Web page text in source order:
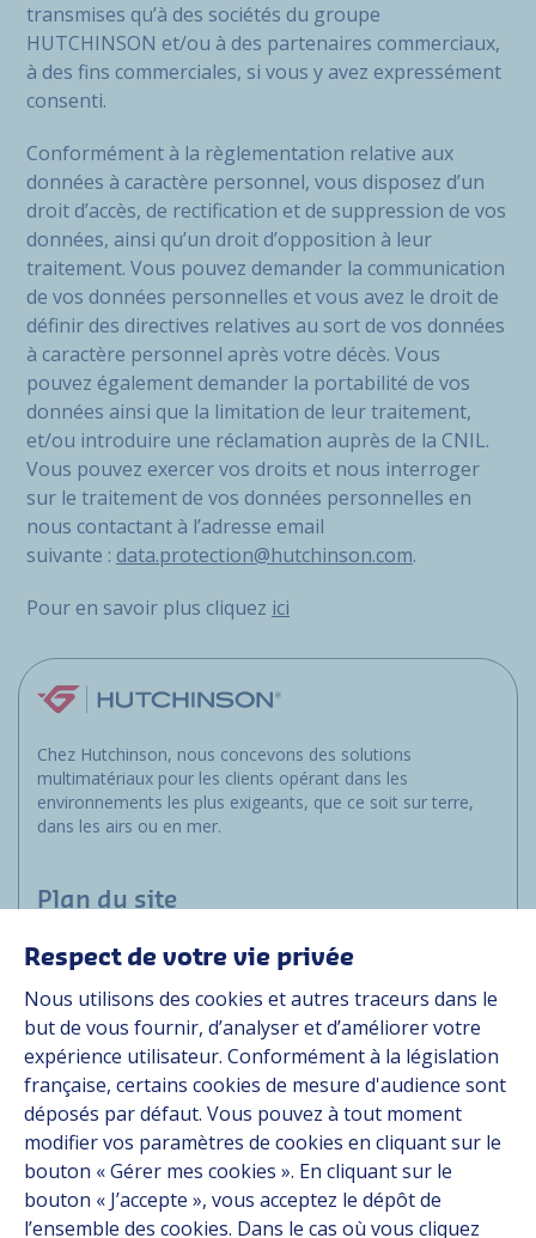
transmises qu’à des sociétés du groupe
HUTCHINSON et/ou à des partenaires commerciaux,
à des fins commerciales, si vous y avez expressément
consenti.
Conformément à la règlementation relative aux
données à caractère personnel, vous disposez d’un
droit d’accès, de rectification et de suppression de vos
données, ainsi qu’un droit d’opposition à leur
traitement. Vous pouvez demander la communication
de vos données personnelles et vous avez le droit de
définir des directives relatives au sort de vos données
à caractère personnel après votre décès. Vous
pouvez également demander la portabilité de vos
données ainsi que la limitation de leur traitement,
et/ou introduire une réclamation auprès de la CNIL.
Vous pouvez exercer vos droits et nous interroger
sur le traitement de vos données personnelles en
nous contactant à l’adresse email
suivante : data.protection@hutchinson.com.
Pour en savoir plus cliquez ici
Chez Hutchinson, nous concevons des solutions
multimatériaux pour les clients opérant dans les
environnements les plus exigeants, que ce soit sur terre,
dans les airs ou en mer.
Plan du site
Marchés
Solutions
Ressources
À propos
Carrière
Contact
Suivez-nous
Respect de votre vie privée
Nous utilisons des cookies et autres traceurs dans le
but de vous fournir, d’analyser et d’améliorer votre
expérience utilisateur. Conformément à la législation
française, certains cookies de mesure d'audience sont
déposés par défaut. Vous pouvez à tout moment
modifier vos paramètres de cookies en cliquant sur le
bouton « Gérer mes cookies ». En cliquant sur le
bouton « J’accepte », vous acceptez le dépôt de
l’ensemble des cookies. Dans le cas où vous cliquez